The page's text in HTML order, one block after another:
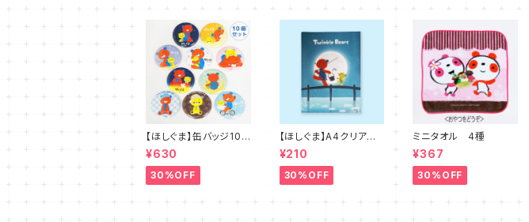
【ほしぐま】缶バッジ10
個セット
¥630
30%OFF
【ほしぐま】A4クリアファ
イル
¥210
30%OFF
ミニタオル 4種
¥367
30%OFF